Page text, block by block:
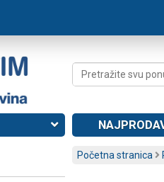
Početna stranica